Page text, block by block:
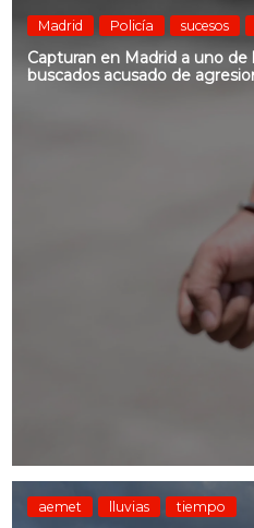
Madrid Policía sucesos
Capturan en Madrid a uno
buscados acusado de
aemet lluvias tiempo